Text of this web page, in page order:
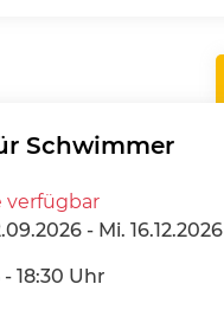
Schwimmer
verfügbar
- Mi. 16.12.2026
- 18:30 Uhr